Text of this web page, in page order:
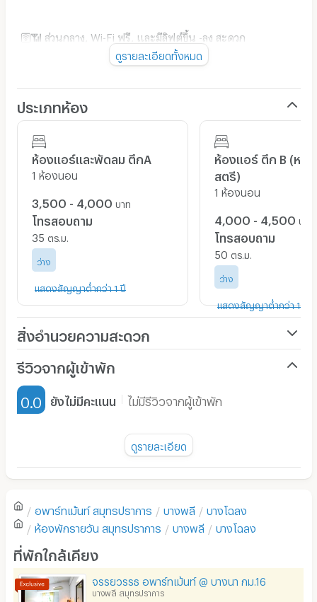
🛜📶 ส่วนกลาง, Wi-Fi ฟรี, และมีลิฟต์ขึ้น -​ลง สะดวก
💰 ราคาเริ่มต้นเพียง 3,500 บาท/เดือน
สนใจสอบถามเพิ่มเติมหรือจองห้องพักได้ที่:
📱 081-7332516​ หรือ ⤵️
https://www.facebook.com/share/12DoFJthYyC/
ดูรายละเอียดทั้งหมด
ประเภทห้อง
ห้องแอร์และพัดลม ตึกA
1 ห้องนอน
3,500 - 4,000 บาท
โทรสอบถาม
35 ตร.ม.
ว่าง
แสดงสัญญาต่ำกว่า 1 ปี
ห้องแอร์ ตึก B (หอพั
สตรี)
1 ห้องนอน
4,000 - 4,500 บาท
โทรสอบถาม
50 ตร.ม.
ว่าง
แสดงสัญญาต่ำกว่า 1 ปี
สิ่งอำนวยความสะดวก
เฟอร์นิเจอร์-ตู้, เตียง
เครื่องทำน้ำอุ่น
โซฟา
เตาปรุงอาหาร
อนุญาตให้เลี้ยงสัตว์
รีวิวจากผู้เข้าพัก
0.0 ยังไม่มีคะแนน ไม่มีรีวิวจากผู้เข้าพัก
ยังไม่มีรีวิวของอพาร์ทเม้นท์นี้
เขียนรีวิวแรกของอพาร์ทเม้นท์นี้
ดูรายละเอียด
อพาร์ทเม้นท์ สมุทรปราการ บางพลี บางโฉลง
ห้องพักรายวัน สมุทรปราการ บางพลี บางโฉลง
ที่พักใกล้เคียง
จรรยวรรธ อพาร์ทเม้นท์ @ บางนา กม.16
บางพลี สมุทรปราการ